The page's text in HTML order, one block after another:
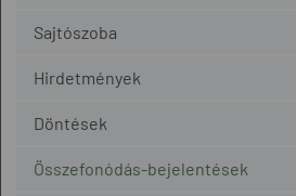
Sajtószoba
Hirdetmények
Döntések
Összefonódás-bejelentések